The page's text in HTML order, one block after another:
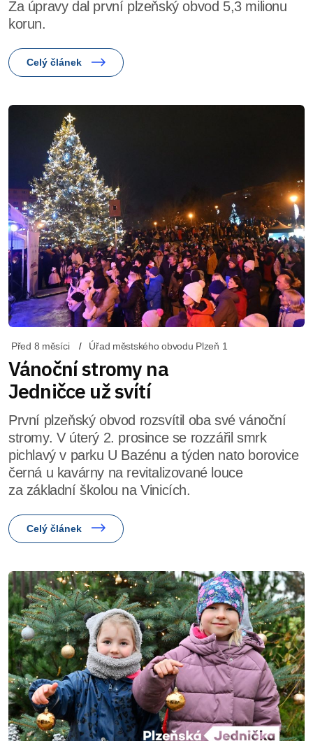
Za úpravy dal první plzeňský obvod 5,3 milionu
korun.
Celý článek
Před 8 měsíci Úřad městského obvodu Plzeň 1
Vánoční stromy na
Jedničce už svítí
První plzeňský obvod rozsvítil oba své vánoční
stromy. V úterý 2. prosince se rozzářil smrk
pichlavý v parku U Bazénu a týden nato borovice
černá u kavárny na revitalizované louce
za základní školou na Vinicích.
Celý článek